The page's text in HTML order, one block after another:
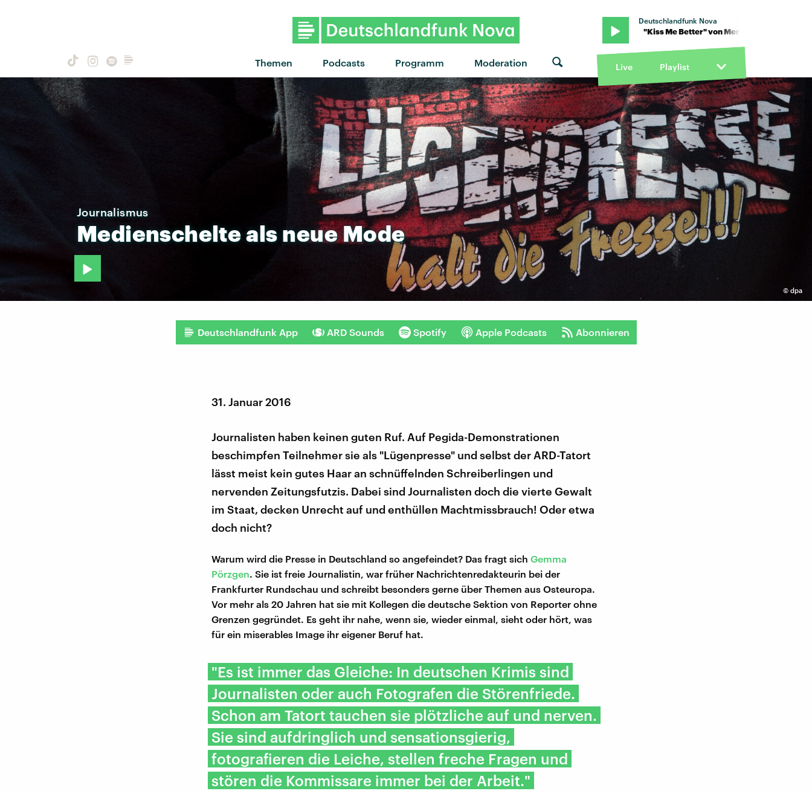
Themen Podcasts Programm Moderation
Deutschlandfunk Nova
"Kiss Me Better" von Mercer Henderson · "Kiss Me Better" von Mercer Henderson · "Kiss Me
Live Playlist
© dpa
Journalismus
MedienscheltealsneueMode
Deutschlandfunk App ARD Sounds Spotify Apple Podcasts Abonnieren
31. Januar 2016
Journalisten haben keinen guten Ruf. Auf Pegida-Demonstrationen
beschimpfen Teilnehmer sie als "Lügenpresse" und selbst der ARD-Tatort
lässt meist kein gutes Haar an schnüffelnden Schreiberlingen und
nervenden Zeitungsfutzis. Dabei sind Journalisten doch die vierte Gewalt
im Staat, decken Unrecht auf und enthüllen Machtmissbrauch! Oder etwa
doch nicht?
Warum wird die Presse in Deutschland so angefeindet? Das fragt sich Gemma
Pörzgen. Sie ist freie Journalistin, war früher Nachrichtenredakteurin bei der
Frankfurter Rundschau und schreibt besonders gerne über Themen aus Osteuropa.
Vor mehr als 20 Jahren hat sie mit Kollegen die deutsche Sektion von Reporter ohne
Grenzen gegründet. Es geht ihr nahe, wenn sie, wieder einmal, sieht oder hört, was
für ein miserables Image ihr eigener Beruf hat.
"Es ist immer das Gleiche: In deutschen Krimis sind
Journalisten oder auch Fotografen die Störenfriede.
Schon am Tatort tauchen sie plötzliche auf und nerven.
Sie sind aufdringlich und sensationsgierig,
fotografieren die Leiche, stellen freche Fragen und
stören die Kommissare immer bei der Arbeit."